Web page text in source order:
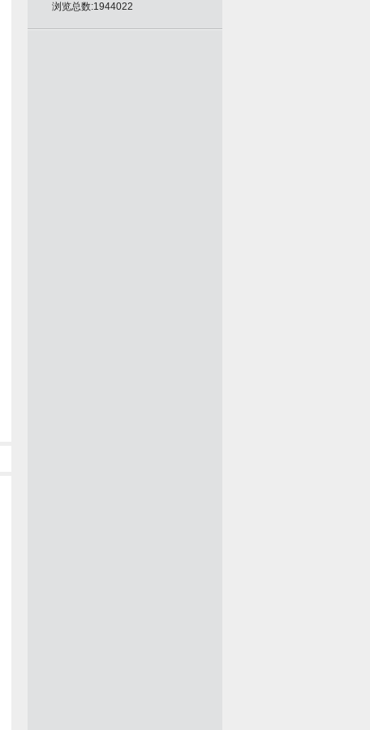
浏览总数:1944022